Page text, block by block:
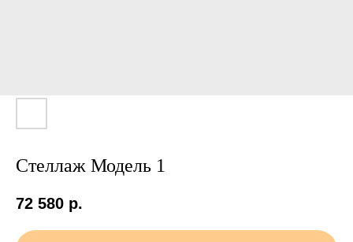
Стеллаж Модель 1
72 580 р.